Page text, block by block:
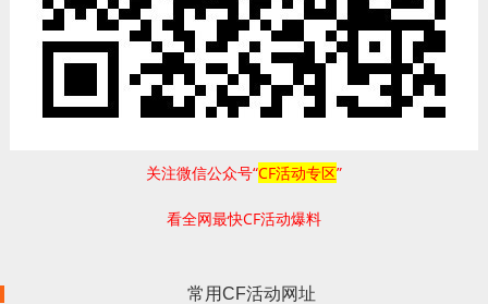
关注微信公众号“CF活动专区”
看全网最快CF活动爆料
常用CF活动网址